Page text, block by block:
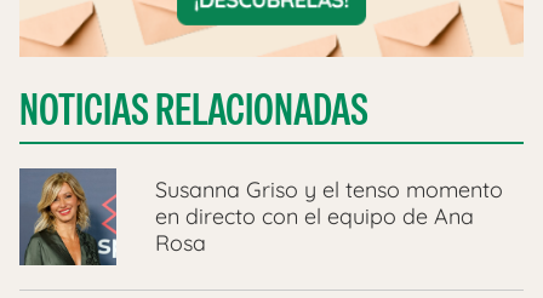
NOTICIAS RELACIONADAS
Susanna Griso y el tenso momento
en directo con el equipo de Ana
Rosa